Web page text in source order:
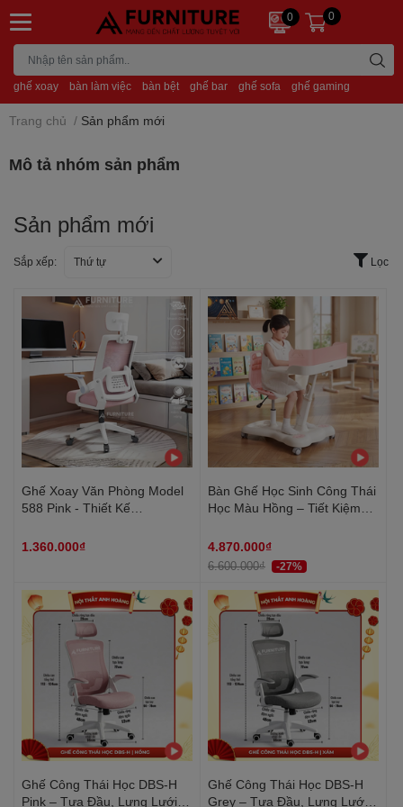
ghế xoay bàn làm việc bàn bệt ghế bar ghế sofa ghế gaming
0 0
Trang chủ / Sản phẩm mới
Mô tả nhóm sản phẩm
Sản phẩm mới
Sắp xếp: Thứ tự Lọc
Ghế Xoay Văn Phòng Model
588 Pink - Thiết Kế
Tựa Đầu Điều Chỉnh Phù Hợp
1.360.000₫
Bàn Ghế Học Sinh Công Thái
Học Màu Hồng – Tiết Kiệm
Hoạt An Toàn Cho Bé |
BGCB88 | Nội Thất Anh
4.870.000₫
6.600.000₫ -27%
Ghế Công Thái Học DBS-H
Pink – Tựa Đầu, Lưng Lưới
Ghế Công Thái Học DBS-H
Grey – Tựa Đầu, Lưng Lưới